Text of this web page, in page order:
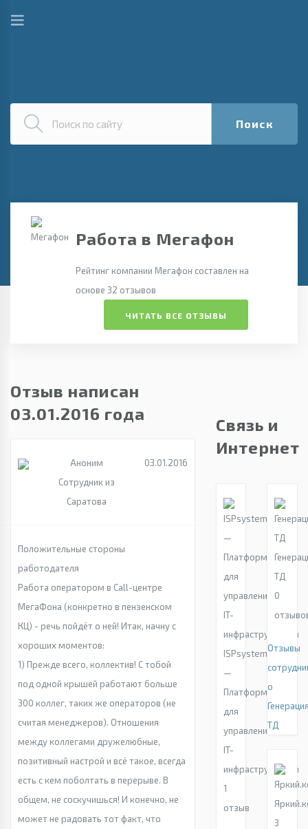
Поиск
Работа в Мегафон
Рейтинг компании Мегафон составлен на
основе 32 отзывов
ЧИТАТЬ ВСЕ ОТЗЫВЫ
Отзыв написан
03.01.2016 года
Аноним
Сотрудник из
Саратова
03.01.2016
Положительные стороны
работодателя
Работа оператором в Call-центре
МегаФона (конкретно в пензенском
КЦ) - речь пойдёт о ней! Итак, начну с
хороших моментов:
1) Прежде всего, коллектив! С тобой
под одной крышей работают больше
300 коллег, таких же операторов (не
считая менеджеров). Отношения
между коллегами дружелюбные,
позитивный настрой и всё такое, всегда
есть с кем поболтать в перерыве. В
общем, не соскучишься! И конечно, не
может не радовать тот факт, что
Связь и
Интернет
ISPsystem
—
Платформы
для
управления
IT-
инфраструктурой
1
отзыв
ТД
0
Отзывы
о
ТД
3